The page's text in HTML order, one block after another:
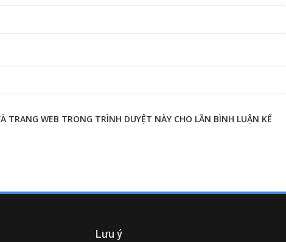
TRANG WEB TRONG TRÌNH DUYỆT NÀY CHO LẦN BÌNH LUẬN KẾ
Lưu ý